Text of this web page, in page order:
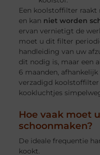
Een koolstoffilter raakt
en kan niet worden
ervan vernietigt de
moet u dit filter
handleiding van uw
dit nodig is, maar een
6 maanden,
verzadigd
kookluchtjes
Hoe vaak moet
schoonmaken?
De ideale frequentie
kookt.